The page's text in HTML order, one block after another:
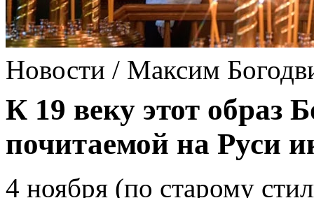
Новости / Максим
К 19 веку этот образ
почитаемой на Руси
4 ноября (по старому